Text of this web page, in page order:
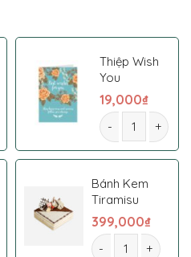
0001 số lượng
Thiệp Wish
You
19,000₫
Kệ Hoa Chia
Bánh Kem
Tiramisu
399,000₫